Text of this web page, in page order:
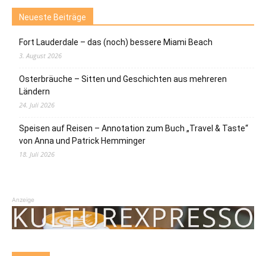
Neueste Beiträge
Fort Lauderdale – das (noch) bessere Miami Beach
3. August 2026
Osterbräuche – Sitten und Geschichten aus mehreren
Ländern
24. Juli 2026
Speisen auf Reisen – Annotation zum Buch „Travel & Taste“
von Anna und Patrick Hemminger
18. Juli 2026
Anzeige